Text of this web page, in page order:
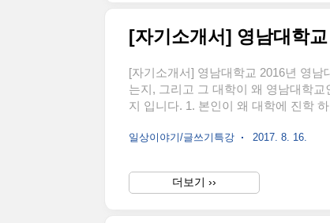
[자기소개서] 영남대학교
[자기소개서] 영남대학교 2016년 영
는지, 그리고 그 대학이 왜 영남대학
지 입니다. 1. 본인이 왜 대학에 진학
1의 답은 보편적이고, 2의 답은 영남
이므로, 영남대학교가 어떤 곳인지, 자
일상이야기/글쓰기특강 2017. 8. 16.
더보기 ››